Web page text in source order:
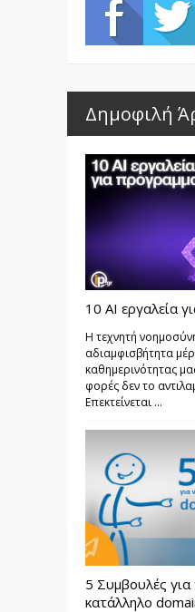
Δημοφιλή
10 AI εργαλεία
Η τεχνητή νοημοσύνη
αδιαμφισβήτητα
καθημερινότητας
φορές δεν το
Επεκτείνεται ...
5 Συμβουλές για
κατάλληλο